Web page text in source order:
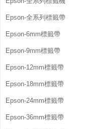
Epson-全系列標籤帶
Epson-6mm標籤帶
Epson-9mm標籤帶
Epson-12mm標籤帶
Epson-18mm標籤帶
Epson-24mm標籤帶
Epson-36mm標籤帶